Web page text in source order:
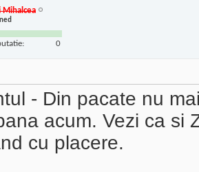
Mihalcea
0
- Din pacate nu
acum. Vezi ca si
cu placere.